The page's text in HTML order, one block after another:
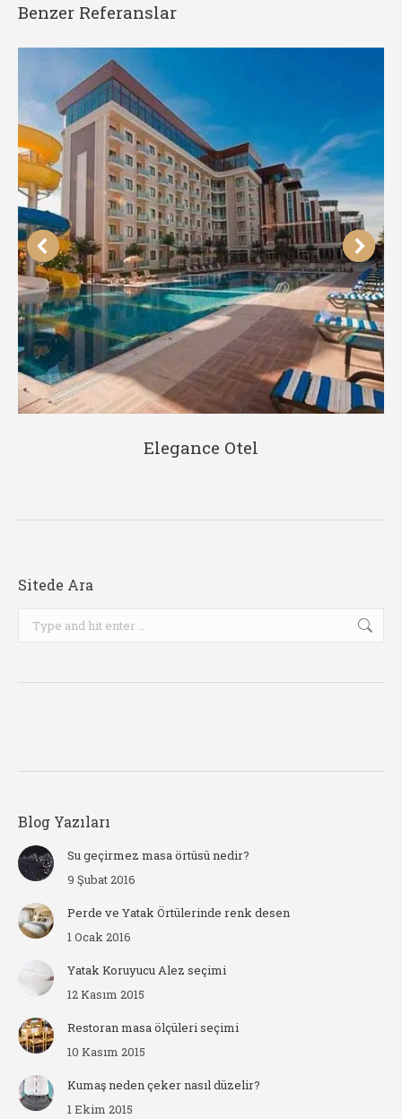
Benzer Referanslar
Elegance Otel
Sitede Ara
Blog Yazıları
Su geçirmez masa örtüsü nedir?
9 Şubat 2016
Perde ve Yatak Örtülerinde renk desen
1 Ocak 2016
Yatak Koruyucu Alez seçimi
12 Kasım 2015
Restoran masa ölçüleri seçimi
10 Kasım 2015
Kumaş neden çeker nasıl düzelir?
1 Ekim 2015